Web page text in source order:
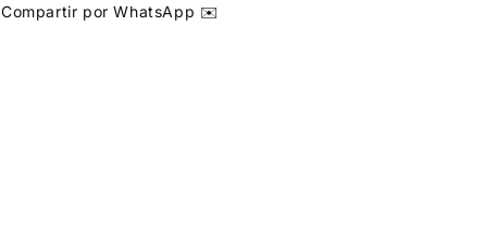
Compartir por WhatsApp ✉️